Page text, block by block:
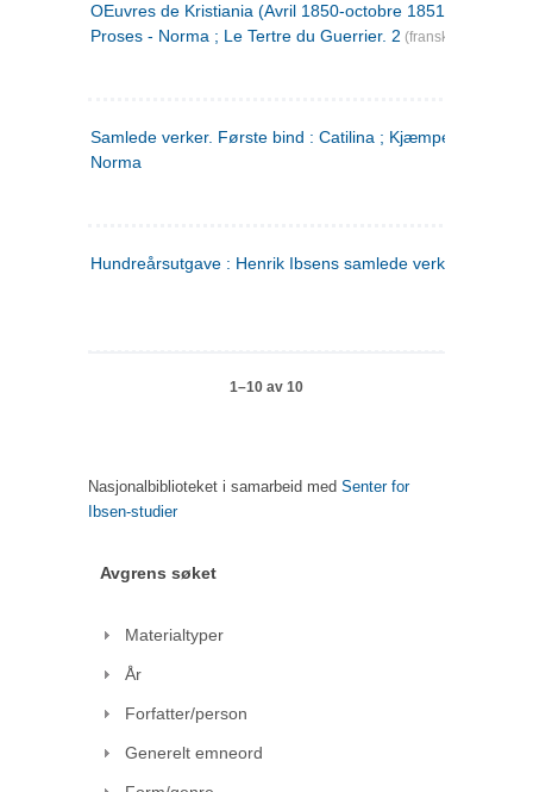
OEuvres de Kristiania (Avril 1850-octobre 1851) : Poèmes
Proses - Norma ; Le Tertre du Guerrier. 2 (fransk)
Samlede verker. Første bind : Catilina ; Kjæmpehøien ;
Norma
Hundreårsutgave : Henrik Ibsens samlede verker. 1
1–10 av 10
Nasjonalbiblioteket i samarbeid med Senter for
Ibsen-studier
Avgrens søket
Materialtyper
År
Forfatter/person
Generelt emneord